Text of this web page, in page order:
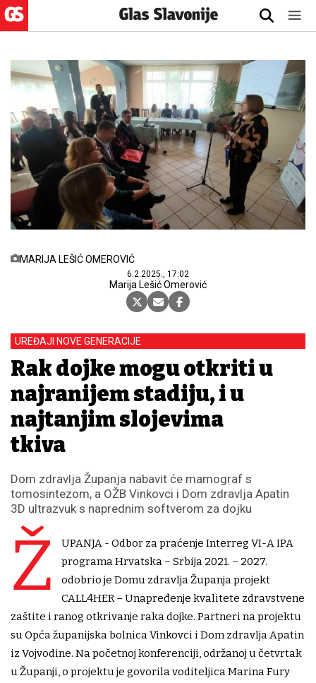
MARIJA LEŠIĆ OMEROVIĆ
6.2.2025., 17:02
Marija Lešić Omerović
UREĐAJI NOVE GENERACIJE
Rak dojke mogu otkriti u
najranijem stadiju, i u
najtanjim slojevima
tkiva
Dom zdravlja Županja nabavit će mamograf s
tomosintezom, a OŽB Vinkovci i Dom zdravlja Apatin
3D ultrazvuk s naprednim softverom za dojku
Ž
UPANJA - Odbor za praćenje Interreg VI-A IPA
programa Hrvatska – Srbija 2021. – 2027.
odobrio je Domu zdravlja Županja projekt
CALL4HER – Unapređenje kvalitete zdravstvene
zaštite i ranog otkrivanje raka dojke. Partneri na projektu
su Opća županijska bolnica Vinkovci i Dom zdravlja Apatin
iz Vojvodine. Na početnoj konferenciji, održanoj u četvrtak
u Županji, o projektu je govorila voditeljica Marina Fury